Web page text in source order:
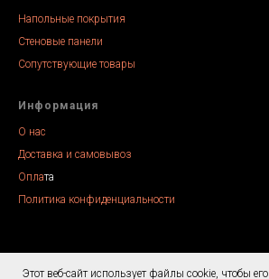
Напольные покрытия
Стеновые панели
Сопутствующие товары
Информация
О нас
Доставка и самовывоз
Оплата
Политика конфиденциальности
Этот веб-сайт использует файлы cookie, чтобы его